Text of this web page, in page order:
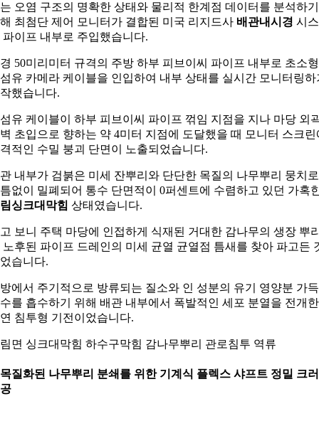
오염 구조의 명확한 상태와 물리적 한계점 데이터를 분석하기
최첨단 제어 모니터가 결합된 미국 리지드사 배관내시경 시
파이프 내부로 주입했습니다.
50미리미터 규격의 주방 하부 피브이씨 파이프 내부로 초소형
유 카메라 케이블을 인입하여 내부 상태를 실시간 모니터링하
했습니다.
유 케이블이 하부 피브이씨 파이프 꺾임 지점을 지나 마당 외
초입으로 향하는 약 4미터 지점에 도달했을 때 모니터 스크린
적인 수밀 붕괴 단면이 노출되었습니다.
내부가 검붉은 미세 잔뿌리와 단단한 목질의 나무뿌리 뭉치로
없이 밀폐되어 통수 단면적이 0퍼센트에 수렴하고 있던 가혹
싱크대막힘 상태였습니다.
보니 주택 마당에 인접하게 식재된 거대한 감나무의 생장 뿌
노후된 파이프 드레인의 미세 균열 균열점 틈새를 찾아 파고든
습니다.
에서 주기적으로 방류되는 질소와 인 성분의 유기 영양분 가
를 흡수하기 위해 배관 내부에서 폭발적인 세포 분열을 전개한
침투형 기전이었습니다.
면 싱크대막힘 하수구막힘 감나무뿌리 관로침투 역류
질화된 나무뿌리 분쇄를 위한 기계식 플렉스 샤프트 정밀 크